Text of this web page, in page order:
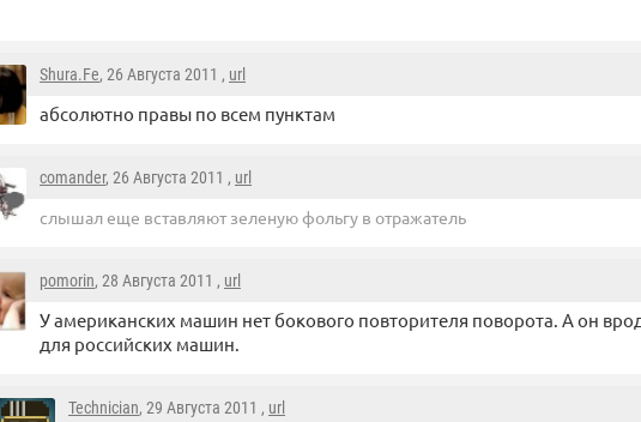
Shura.Fe, 26 Августа 2011 , url
абсолютно правы по всем пунктам
comander, 26 Августа 2011 , url
слышал еще вставляют зеленую фольгу в отражатель
pomorin, 28 Августа 2011 , url
У американских машин нет бокового повторителя поворота. А он
для российских машин.
Technician, 29 Августа 2011 , url